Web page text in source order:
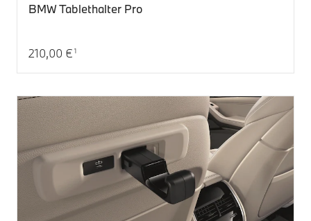
BMW Tablethalter Pro
Aktueller Preis: 210,00 €
210,00 € 1